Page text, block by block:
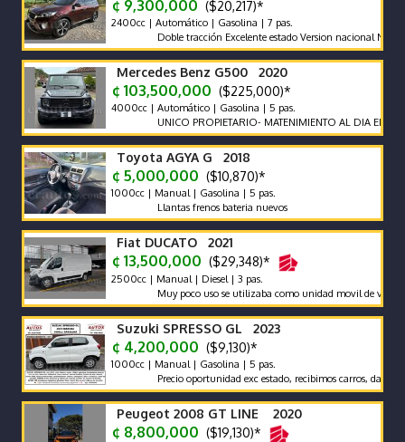
¢ 9,300,000 ($20,217)*
2400cc | Automático | Gasolina | 7 pas.
Doble tracción Excelente estado Version nacional Nada que
Mercedes Benz G500 2020
¢ 103,500,000 ($225,000)*
4000cc | Automático | Gasolina | 5 pas.
UNICO PROPIETARIO- MATENIMIENTO AL DIA EN AGENCIA
Toyota AGYA G 2018
¢ 5,000,000 ($10,870)*
1000cc | Manual | Gasolina | 5 pas.
Llantas frenos bateria nuevos
Fiat DUCATO 2021
¢ 13,500,000 ($29,348)*
2500cc | Manual | Diesel | 3 pas.
Muy poco uso se utilizaba como unidad movil de video
Suzuki SPRESSO GL 2023
¢ 4,200,000 ($9,130)*
1000cc | Manual | Gasolina | 5 pas.
Precio oportunidad exc estado, recibimos carros, damos
Peugeot 2008 GT LINE 2020
¢ 8,800,000 ($19,130)*